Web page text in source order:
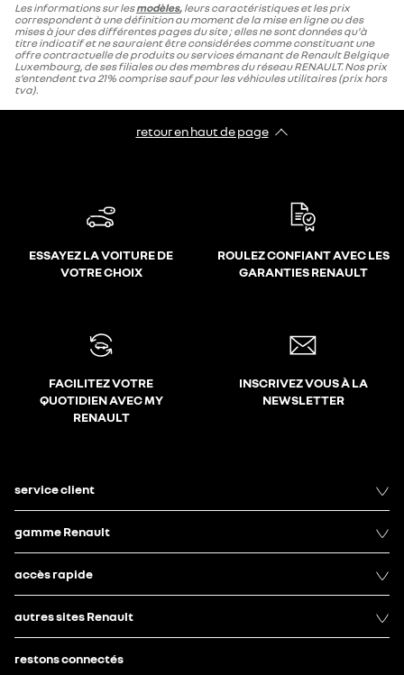
Les informations sur lesmodèles, leurs caractéristiques et les prix
correspondent à une définition au moment de la mise en ligne ou des
mises à jour des différentes pages du site ; elles ne sont données qu'à
titre indicatif et ne sauraient être considérées comme constituant une
offre contractuelle de produits ou services émanant de Renault Belgique
Luxembourg, de ses filiales ou des membres du réseau RENAULT. Nos prix
s’entendent tva 21% comprise sauf pour les véhicules utilitaires (prix hors
tva).
retour en haut de page​
ESSAYEZ LA VOITURE DE
VOTRE CHOIX
ROULEZ CONFIANT AVEC LES
GARANTIES RENAULT
FACILITEZ VOTRE
QUOTIDIEN AVEC MY
RENAULT
INSCRIVEZ VOUS À LA
NEWSLETTER
service client
gamme Renault
accès rapide
autres sites Renault
restons connectés